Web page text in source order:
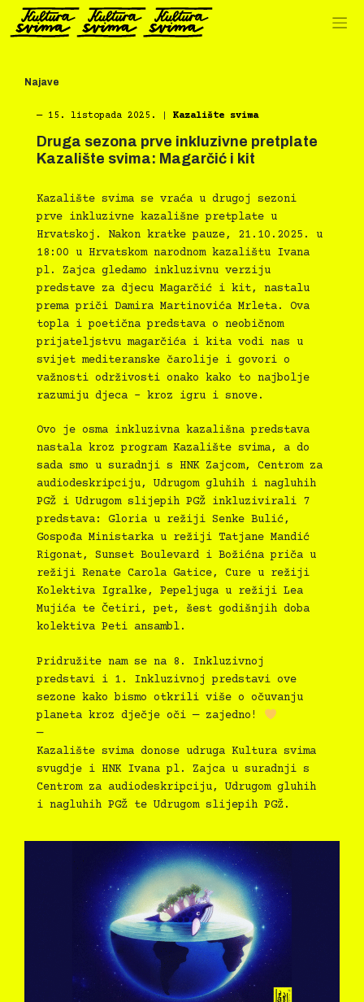
Preskoči
sadržaj
Najave
― 15. listopada 2025. Kazalište svima
Druga sezona prve inkluzivne pretplate
Kazalište svima: Magarčić i kit
Kazalište svima se vraća u drugoj sezoni
prve inkluzivne kazališne pretplate u
Hrvatskoj. Nakon kratke pauze, 21.10.2025. u
18:00 u Hrvatskom narodnom kazalištu Ivana
pl. Zajca gledamo inkluzivnu verziju
predstave za djecu Magarčić i kit, nastalu
prema priči Damira Martinovića Mrleta. Ova
topla i poetična predstava o neobičnom
prijateljstvu magarčića i kita vodi nas u
svijet mediteranske čarolije i govori o
važnosti održivosti onako kako to najbolje
razumiju djeca – kroz igru i snove.
Ovo je osma inkluzivna kazališna predstava
nastala kroz program Kazalište svima, a do
sada smo u suradnji s HNK Zajcom, Centrom za
audiodeskripciju, Udrugom gluhih i nagluhih
PGŽ i Udrugom slijepih PGŽ inkluzivirali 7
predstava: Gloria u režiji Senke Bulić,
Gospođa Ministarka u režiji Tatjane Mandić
Rigonat, Sunset Boulevard i Božićna priča u
režiji Renate Carola Gatice, Cure u režiji
Kolektiva Igralke, Pepeljuga u režiji Lea
Mujića te Četiri, pet, šest godišnjih doba
kolektiva Peti ansambl.
Pridružite nam se na 8. Inkluzivnoj
predstavi i 1. Inkluzivnoj predstavi ove
sezone kako bismo otkrili više o očuvanju
planeta kroz dječje oči — zajedno!
—
Kazalište svima donose udruga Kultura svima
svugdje i HNK Ivana pl. Zajca u suradnji s
Centrom za audiodeskripciju, Udrugom gluhih
i nagluhih PGŽ te Udrugom slijepih PGŽ.